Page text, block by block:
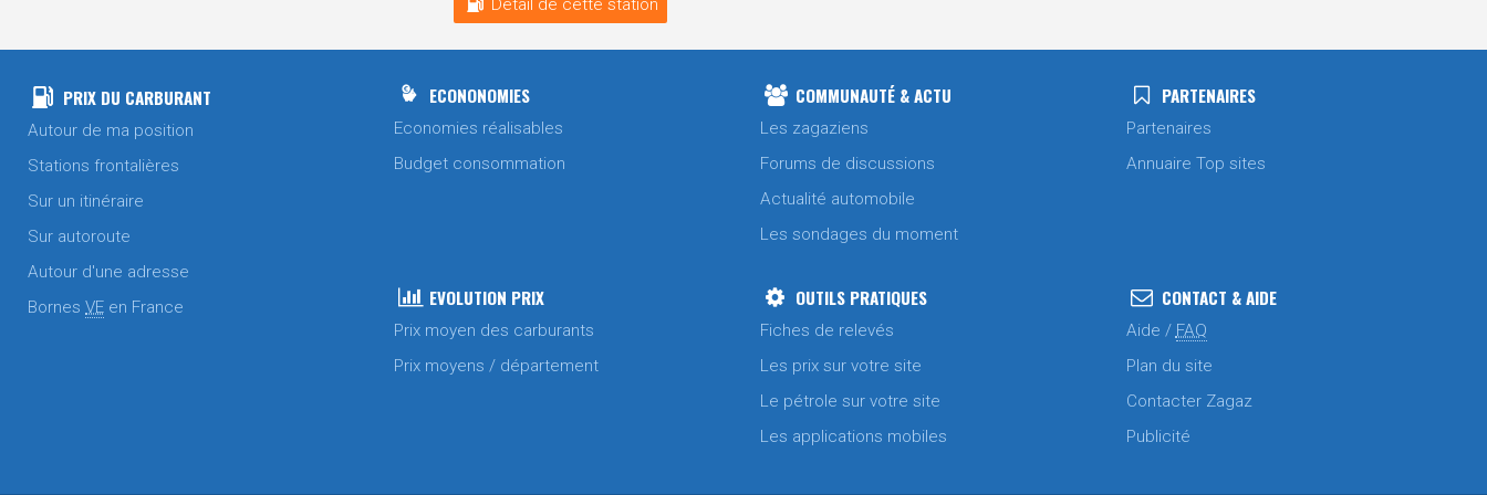
Détail de cette station
PRIX DU CARBURANT
Autour de ma position
Stations frontalières
Sur un itinéraire
Sur autoroute
Autour d'une adresse
Bornes VE en France
ECONONOMIES
Economies réalisables
Budget consommation
COMMUNAUTÉ & ACTU
Les zagaziens
Forums de discussions
Actualité automobile
Les sondages du moment
PARTENAIRES
Partenaires
Annuaire Top sites
EVOLUTION PRIX
Prix moyen des carburants
Prix moyens / département
OUTILS PRATIQUES
Fiches de relevés
Les prix sur votre site
Le pétrole sur votre site
Les applications mobiles
CONTACT & AIDE
Aide / FAQ
Plan du site
Contacter Zagaz
Publicité